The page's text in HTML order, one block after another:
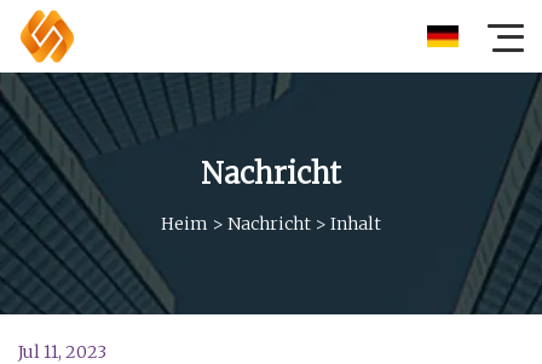
Nachricht
Heim > Nachricht > Inhalt
Jul 11, 2023